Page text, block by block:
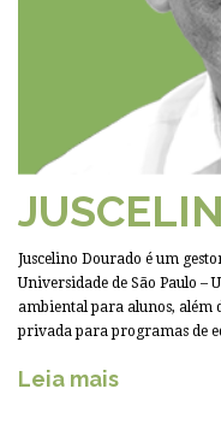
Juscelino Dourado é um
Universidade de São Paulo –
ambiental para alunos, além
privada para programas de
Leia mais